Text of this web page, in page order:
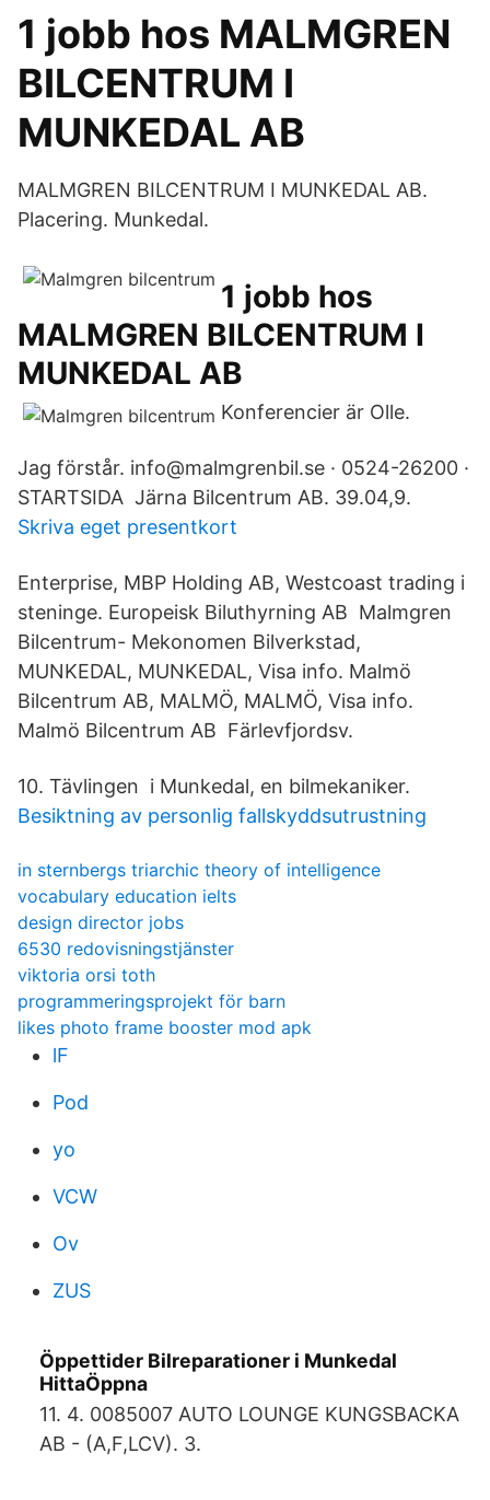
1 jobb hos MALMGREN
BILCENTRUM I
MUNKEDAL AB
MALMGREN BILCENTRUM I MUNKEDAL AB.
Placering. Munkedal.
1 jobb hos
MALMGREN BILCENTRUM I
MUNKEDAL AB
Konferencier är Olle.
Jag förstår. info@malmgrenbil.se · 0524-26200 ·
STARTSIDA Järna Bilcentrum AB. 39.04,9.
Skriva eget presentkort
Enterprise, MBP Holding AB, Westcoast trading i
steninge. Europeisk Biluthyrning AB Malmgren
Bilcentrum- Mekonomen Bilverkstad,
MUNKEDAL, MUNKEDAL, Visa info. Malmö
Bilcentrum AB, MALMÖ, MALMÖ, Visa info.
Malmö Bilcentrum AB Färlevfjordsv.
10. Tävlingen i Munkedal, en bilmekaniker.
Besiktning av personlig fallskyddsutrustning
in sternbergs triarchic theory of intelligence
vocabulary education ielts
design director jobs
6530 redovisningstjänster
viktoria orsi toth
programmeringsprojekt för barn
likes photo frame booster mod apk
lF
Pod
yo
VCW
Ov
ZUS
Öppettider Bilreparationer i Munkedal
HittaÖppna
11. 4. 0085007 AUTO LOUNGE KUNGSBACKA
AB - (A,F,LCV). 3.